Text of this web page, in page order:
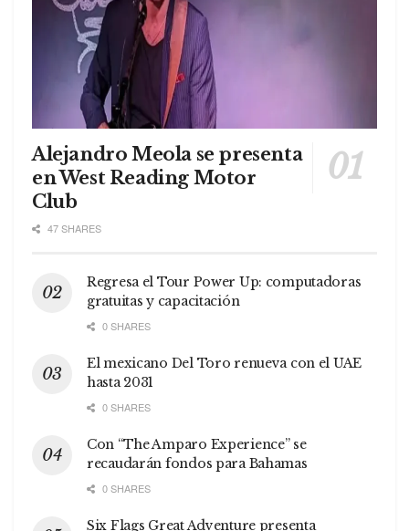
Alejandro Meola se presenta
en West Reading Motor
Club
47 SHARES
Regresa el Tour Power Up: computadoras
gratuitas y capacitación
0 SHARES
El mexicano Del Toro renueva con el UAE
hasta 2031
0 SHARES
Con “The Amparo Experience” se
recaudarán fondos para Bahamas
0 SHARES
Six Flags Great Adventure presenta